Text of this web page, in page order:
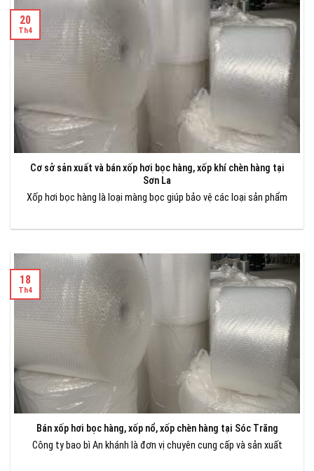
Cơ sở sản xuất và bán xốp hơi bọc hàng, xốp khí chèn hàng tại
Sơn La
Xốp hơi bọc hàng là loại màng bọc giúp bảo vệ các loại sản phẩm
20
Th4
Bán xốp hơi bọc hàng, xốp nổ, xốp chèn hàng tại Sóc Trăng
Công ty bao bì An khánh là đơn vị chuyên cung cấp và sản xuất
18
Th4